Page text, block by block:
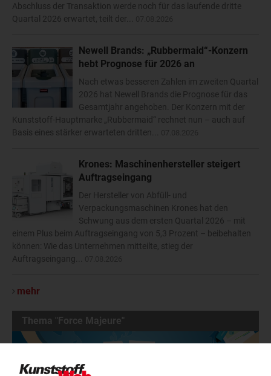
Abschluss der Transaktion werde noch für das laufende dritte
Quartal 2026 erwartet, teilt der...
Newell Brands: „Rubbermaid“-Konzern
hebt Prognose für 2026 an
Nach etwas besseren Zahlen im zweiten Quartal
2026 hat Newell Brands die Prognose für das
Gesamtjahr angehoben. Der Konzern mit der
Kunststoff-Hauptmarke „Rubbermaid“ rechnet nun – auch auf
Basis eines stärker erwarteten dritten...
Krones: Maschinenhersteller steigert
Auftragseingang
Der Hersteller von Abfüll- und
Verpackungsmaschinen Krones hat den
Schwung aus dem ersten Quartal 2026 – mit
einem Plus beim Auftragseingang von 5,3 Prozent – beibehalten
können: Wie das Unternehmen mitteilte, stieg der
Auftragseingang...
mehr
Thema "Force Majeure"